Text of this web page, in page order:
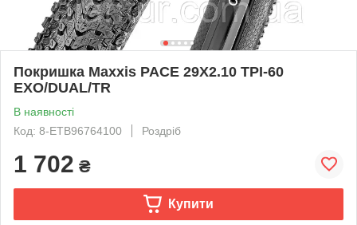
Покришка Maxxis PACE 29X2.10 TPI-60
EXO/DUAL/TR
В наявності
Код: 8-ETB96764100
Роздріб
1 702 ₴
Купити